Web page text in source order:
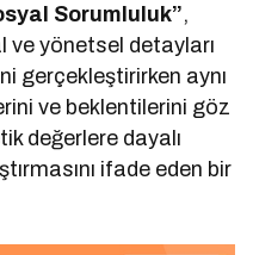
Sorumluluk”,
ve yönetsel detayları
gerçekleştirirken aynı
ve beklentilerini göz
değerlere dayalı
ifade eden bir